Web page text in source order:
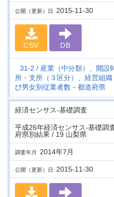
公開（更新）日 2015-11-30
CSV DB
31-2
産業（中分類）、開設
所・支所（３区分）、経営組
び男女別従業者数－都道府県
経済センサス‐基礎調査
平成26年経済センサス‐基礎調
府県別結果 / 19 山梨県
調査年月 2014年7月
公開（更新）日 2015-11-30